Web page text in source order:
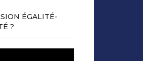
ÉGALITÉ-
?